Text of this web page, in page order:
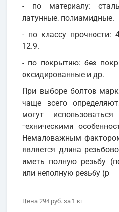
- по материалу:
латунные, полиамидные.
- по классу прочности:
12.9.
- по покрытию: без
оксидированные и др.
При выборе болтов
чаще всего
могут
техническими
Немаловажным
является длина
иметь полную резьбу
или неполную резьбу (р
Цена 294 руб. за 1 кг